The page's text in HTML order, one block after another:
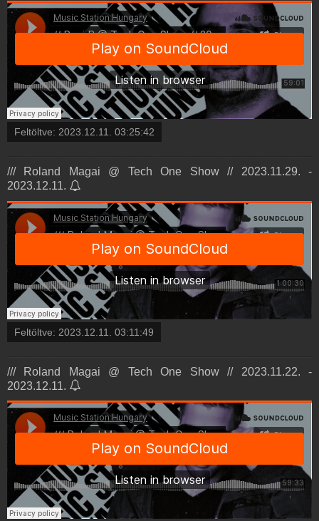
Feltöltve: 2023.12.11. 03:25:42
/// Roland Magai @ Tech One Show // 2023.11.29. -
2023.12.11.
Feltöltve: 2023.12.11. 03:11:49
/// Roland Magai @ Tech One Show // 2023.11.22. -
2023.12.11.